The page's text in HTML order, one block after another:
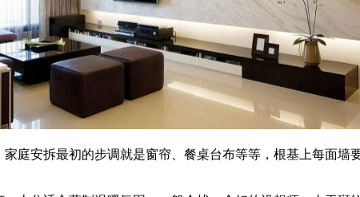
安拆最初的步调就是窗帘、餐桌台布等等，根基上每面墙